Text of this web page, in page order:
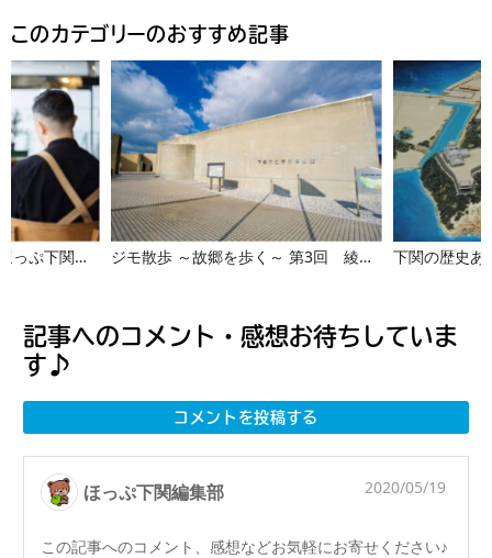
このカテゴリーのおすすめ記事
山口県で集客するなら【ほっぷ下関】へお任せください！広告マッチング事業スタート ジモ散歩 ～故郷を歩く～ 第3回 綾羅木駅～梶栗郷台地駅
記事へのコメント・感想お待ちしていま
す♪
コメントを投稿する
ほっぷ下関編集部 2020/05/19
この記事へのコメント、感想などお気軽にお寄せください♪